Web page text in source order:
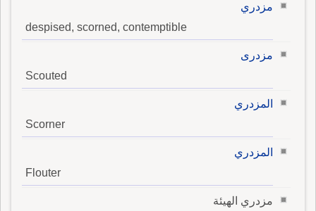
مزدري
despised, scorned, contemptible
مزدرى
Scouted
المزدري
Scorner
المزدري
Flouter
مزدري الهيئة